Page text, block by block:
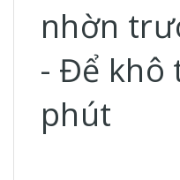
nhờn
- Để khô
phút